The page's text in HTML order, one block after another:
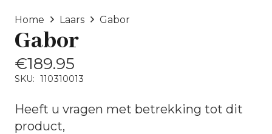
Home Laars Gabor
Gabor
€189.95
SKU: 110310013
Heeft u vragen met betrekking tot dit
product,